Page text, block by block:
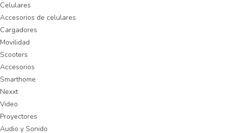
Celulares
Accesorios de celulares
Cargadores
Movilidad
Scooters
Accesorios
Smarthome
Nexxt
Video
Proyectores
Audio y Sonido